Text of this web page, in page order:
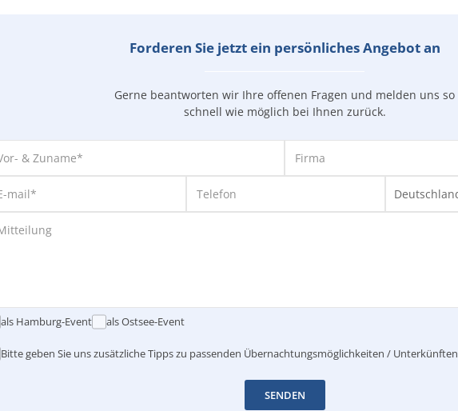
Forderen Sie jetzt ein persönliches Angebot an
Gerne beantworten wir Ihre offenen Fragen und melden uns so
schnell wie möglich bei Ihnen zurück.
als Hamburg-Event als Ostsee-Event
Bitte geben Sie uns zusätzliche Tipps zu passenden Übernachtungsmöglichkeiten / Unterkünften
SENDEN